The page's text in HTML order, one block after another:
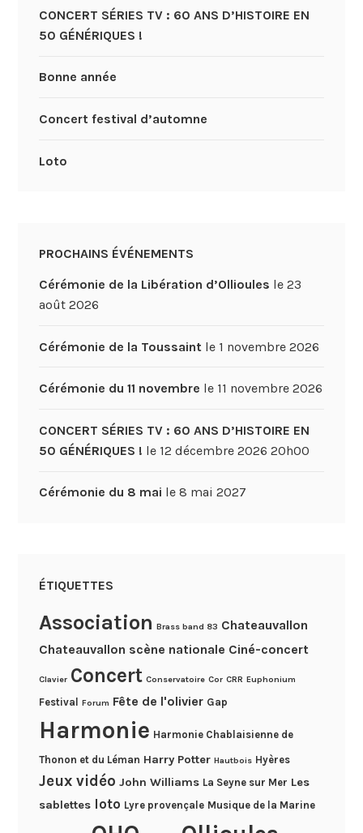
CONCERT SÉRIES TV : 60 ANS D’HISTOIRE EN
50 GÉNÉRIQUES !
Bonne année
Concert festival d’automne
Loto
PROCHAINS ÉVÉNEMENTS
Cérémonie de la Libération d’Ollioules le 23
août 2026
Cérémonie de la Toussaint le 1 novembre 2026
Cérémonie du 11 novembre le 11 novembre 2026
CONCERT SÉRIES TV : 60 ANS D’HISTOIRE EN
50 GÉNÉRIQUES ! le 12 décembre 2026 20h00
Cérémonie du 8 mai le 8 mai 2027
ÉTIQUETTES
Association Brass band 83 Chateauvallon
Chateauvallon scène nationale Ciné-concert
Clavier Concert Conservatoire Cor CRR Euphonium
Festival Forum Fête de l'olivier Gap
Harmonie Harmonie Chablaisienne de
Thonon et du Léman Harry Potter Hautbois Hyères
Jeux vidéo John Williams La Seyne sur Mer Les
sablettes loto Lyre provençale Musique de la Marine